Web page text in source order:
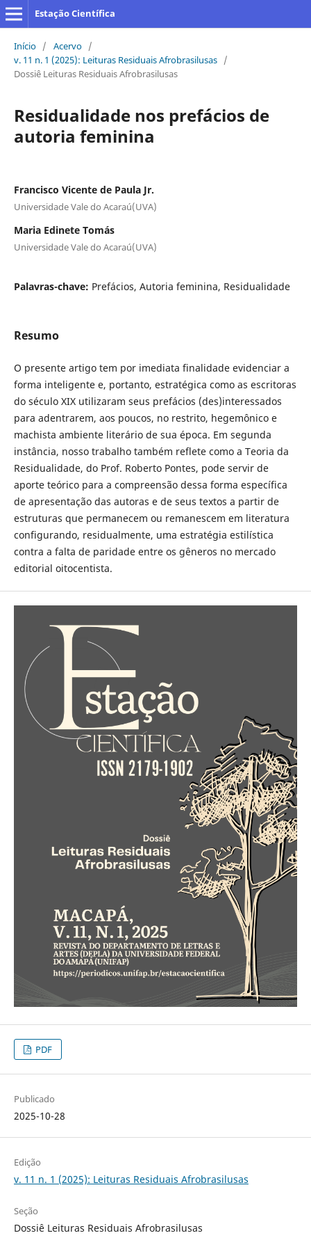
Estação Científica
Início / Acervo /
v. 11 n. 1 (2025): Leituras Residuais Afrobrasilusas /
Dossiê Leituras Residuais Afrobrasilusas
Residualidade nos prefácios de
autoria feminina
Francisco Vicente de Paula Jr.
Universidade Vale do Acaraú(UVA)
Maria Edinete Tomás
Universidade Vale do Acaraú(UVA)
Palavras-chave: Prefácios, Autoria feminina, Residualidade
Resumo
O presente artigo tem por imediata finalidade evidenciar a
forma inteligente e, portanto, estratégica como as escritoras
do século XIX utilizaram seus prefácios (des)interessados
para adentrarem, aos poucos, no restrito, hegemônico e
machista ambiente literário de sua época. Em segunda
instância, nosso trabalho também reflete como a Teoria da
Residualidade, do Prof. Roberto Pontes, pode servir de
aporte teórico para a compreensão dessa forma específica
de apresentação das autoras e de seus textos a partir de
estruturas que permanecem ou remanescem em literatura
configurando, residualmente, uma estratégia estilística
contra a falta de paridade entre os gêneros no mercado
editorial oitocentista.
PDF
Publicado
2025-10-28
Edição
v. 11 n. 1 (2025): Leituras Residuais Afrobrasilusas
Seção
Dossiê Leituras Residuais Afrobrasilusas